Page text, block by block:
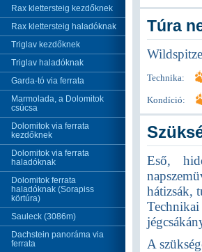
Rax klettersteig kezdőknek
Rax klettersteig haladóknak
Triglav kezdőknek
Triglav haladóknak
Garda-tó via ferrata
Marmolada, a Dolomitok
csúcsa
Dolomitok via ferrata
kezdőknek
Dolomitok via ferrata
haladóknak
Dolomitok ferrata
haladóknak (Sorapiss
körtúra)
Sauleck (3086m)
Dachstein panoráma via
ferrata
Túra
Technika:
Kondíció:
Eső,
hátizsák,
A